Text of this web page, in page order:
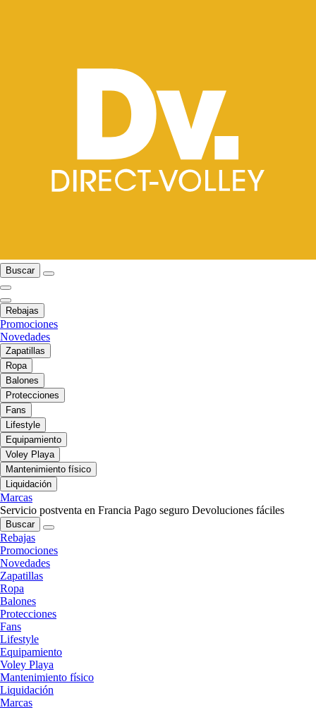
Buscar
Rebajas
Promociones
Novedades
Zapatillas
Ropa
Balones
Protecciones
Fans
Lifestyle
Equipamiento
Voley Playa
Mantenimiento físico
Liquidación
Marcas
Servicio postventa en Francia Pago seguro Devoluciones fáciles
Buscar
Rebajas
Promociones
Novedades
Zapatillas
Ropa
Balones
Protecciones
Fans
Lifestyle
Equipamiento
Voley Playa
Mantenimiento físico
Liquidación
Marcas